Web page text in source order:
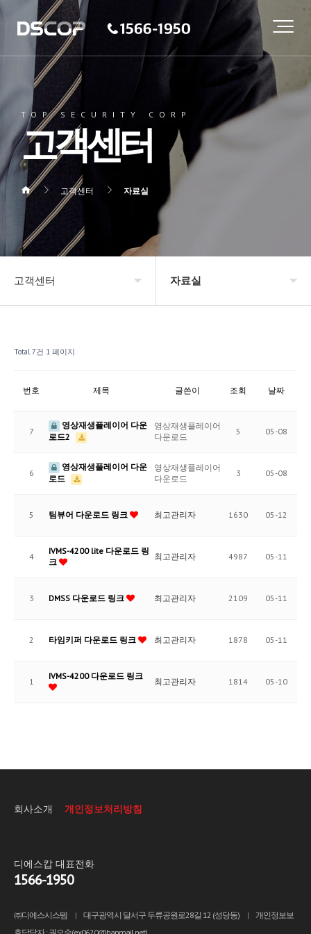
TOP SECURITY CORP
고객센터
고객센터 자료실
고객센터
보안서비스
IoT 서비스
관공서보안
자료실
자료실
Total 7건 1 페이지
번호 제목 글쓴이 조회 날짜
7
영상재생플레이어 다운
로드2
영상재생플레이어
다운로드
5 05-08
6
영상재생플레이어 다운
로드
영상재생플레이어
다운로드
3 05-08
5 팀뷰어 다운로드 링크 최고관리자 1630 05-12
4
IVMS-4200 lite 다운로드 링
크
최고관리자 4987 05-11
3 DMSS 다운로드 링크 최고관리자 2109 05-11
2 타임키퍼 다운로드 링크 최고관리자 1878 05-11
1
IVMS-4200 다운로드 링크
최고관리자 1814 05-10
회사소개 개인정보처리방침
㈜디에스시스템 | 대구광역시 달서구 두류공원로28길 12 (성당동) |
개인정보보
디에스캅 대표전화
1566-1950